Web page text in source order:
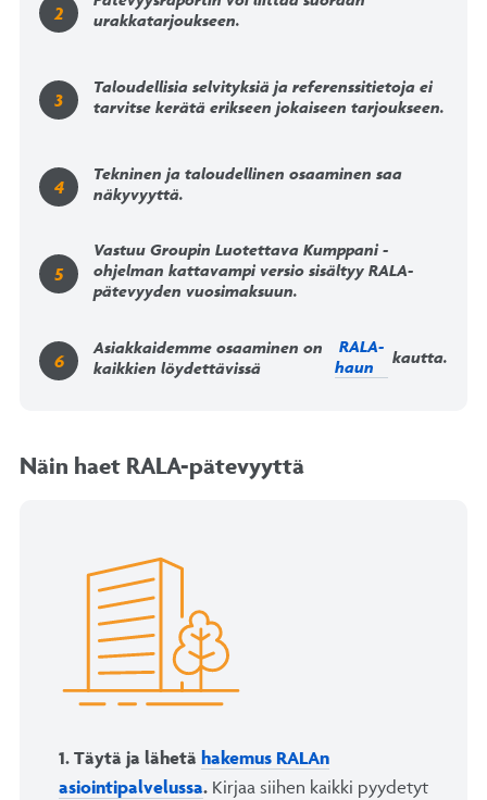
urakkatarjoukseen.
Taloudellisia selvityksiä ja referenssitietoja ei
tarvitse kerätä erikseen jokaiseen tarjoukseen.
Tekninen ja taloudellinen osaaminen saa
näkyvyyttä.
Vastuu Groupin Luotettava Kumppani -
ohjelman kattavampi versio sisältyy RALA-
pätevyyden vuosimaksuun.
Asiakkaidemme osaaminen on
kaikkien löydettävissä
RALA-
haun
kautta.
Näin haet RALA-pätevyyttä
1. Täytä ja lähetä hakemus RALAn
asiointipalvelussa. Kirjaa siihen kaikki pyydetyt